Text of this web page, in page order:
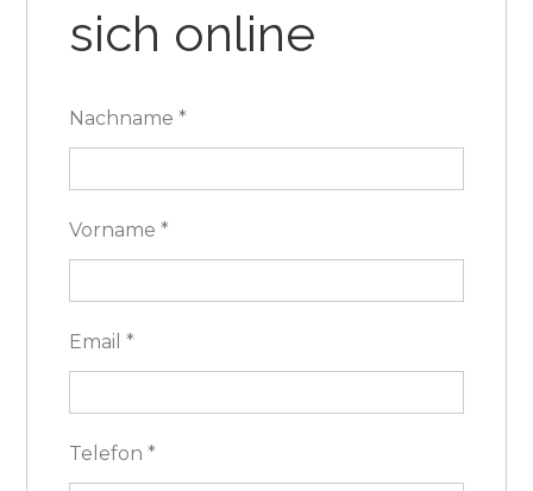
sich online
Nachname*
Vorname*
Email*
Telefon*